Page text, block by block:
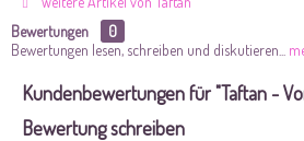
Bewertungen
0
Bewertungen lesen, schreiben und diskutieren...
Kundenbewertungen für "Taftan -
Bewertung schreiben